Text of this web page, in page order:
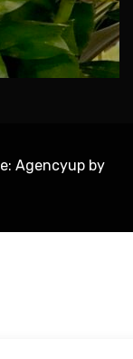
Agencyup by